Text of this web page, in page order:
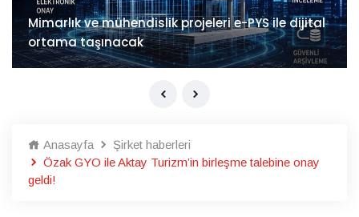
Mimarlık ve mühendislik projeleri e-PYS ile dijital
ortama taşınacak
Anasayfa
Şirket haberleri
Özak GYO ile Aktay Turizm’in birleşme talebine onay
geldi!